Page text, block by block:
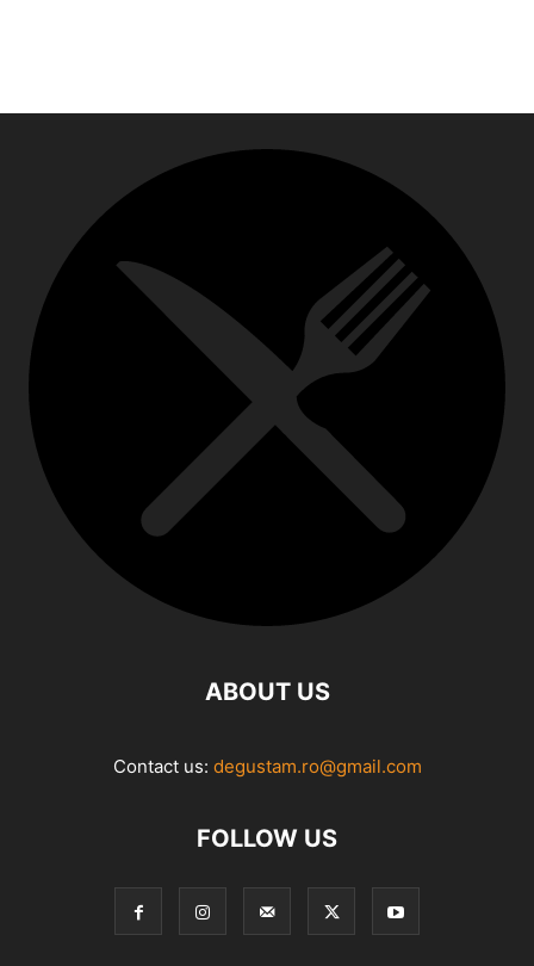
ABOUT US
Contact us: degustam.ro@gmail.com
FOLLOW US